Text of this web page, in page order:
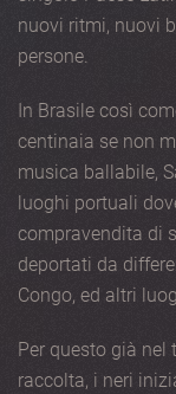
nuovi ritmi, nuovi
persone.
In Brasile così
centinaia se non
musica ballabile,
luoghi portuali
compravendita di
deportati da
Congo, ed altri
Per questo già
raccolta, i neri